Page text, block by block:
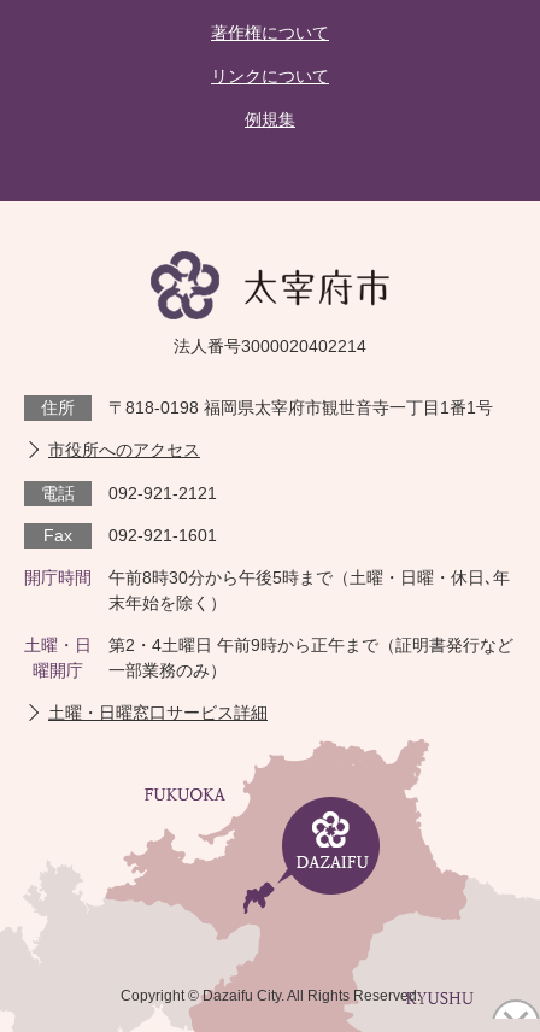
著作権について
リンクについて
例規集
法人番号3000020402214
住所 〒818-0198 福岡県太宰府市観世音寺一丁目1番1号
市役所へのアクセス
電話 092-921-2121
Fax 092-921-1601
開庁時間
午前8時30分から午後5時まで（土曜・日曜・休日､年
末年始を除く）
土曜・日
曜開庁
第2・4土曜日 午前9時から正午まで（証明書発行など
一部業務のみ）
土曜・日曜窓口サービス詳細
Copyright © Dazaifu City. All Rights Reserved.